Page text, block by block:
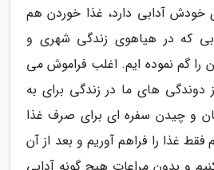
خودش آدابی دارد، غذا خوردن هم
که در هیاهوی زندگی شهری و
گم نموده ایم. اغلب فراموش می
های ما در زندگی برای به
و چیدن سفره ای برای صرف غذا
فقط غذا را فراهم آوریم و بعد از آن